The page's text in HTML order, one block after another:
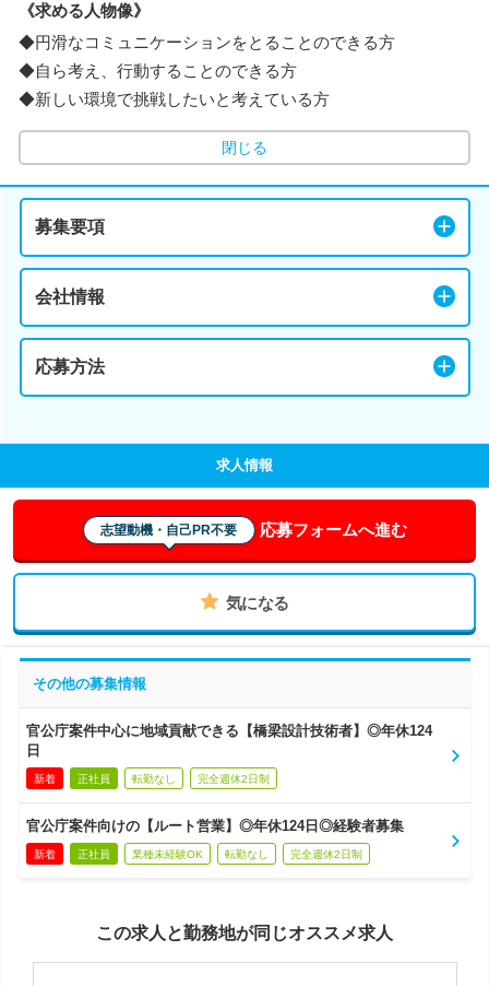
《求める人物像》
◆円滑なコミュニケーションをとることのできる方
◆自ら考え、行動することのできる方
◆新しい環境で挑戦したいと考えている方
閉じる
募集要項
会社情報
応募方法
求人情報
志望動機・自己PR不要 応募フォームへ進む
気になる
その他の募集情報
官公庁案件中心に地域貢献できる【橋梁設計技術者】◎年休124
日
新着 正社員 転勤なし 完全週休2日制
官公庁案件向けの【ルート営業】◎年休124日◎経験者募集
新着 正社員 業種未経験OK 転勤なし 完全週休2日制
この求人と勤務地が同じオススメ求人